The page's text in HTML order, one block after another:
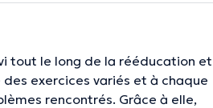
tout le long de la rééducation et
exercices variés et à chaque
rencontrés. Grâce à elle,